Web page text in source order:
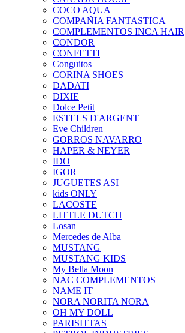
COCO AQUA
COMPAÑIA FANTASTICA
COMPLEMENTOS INCA HAIR
CONDOR
CONFETTI
Conguitos
CORINA SHOES
DADATI
DIXIE
Dolce Petit
ESTELS D'ARGENT
Eve Children
GORROS NAVARRO
HAPER & NEYER
IDO
IGOR
JUGUETES ASI
kids ONLY
LACOSTE
LITTLE DUTCH
Losan
Mercedes de Alba
MUSTANG
MUSTANG KIDS
My Bella Moon
NAC COMPLEMENTOS
NAME IT
NORA NORITA NORA
OH MY DOLL
PARISITTAS